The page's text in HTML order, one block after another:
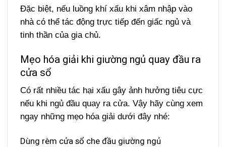
Đặc biệt, nếu luồng khí xấu khi xâm nhập vào
nhà có thể tác động trực tiếp đến giấc ngủ và
tinh thần của gia chủ.
Mẹo hóa giải khi giường ngủ quay đầu ra
cửa sổ
Có rất nhiều tác hại xấu gây ảnh hưởng tiêu cực
nếu khi ngủ đầu quay ra cửa. Vậy hãy cùng xem
ngay những mẹo hóa giải dưới đây nhé:
Dùng rèm cửa sổ che đầu giường ngủ